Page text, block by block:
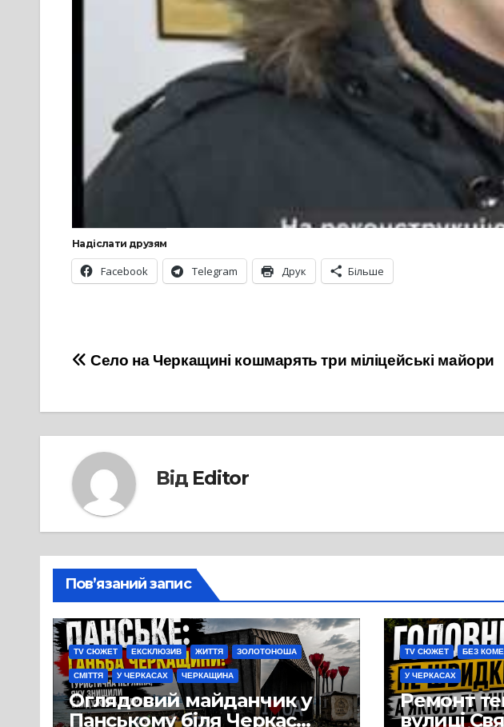
Надіслати друзям
Facebook Telegram Друк Більше
Навігація
Село на Черкащині кошмарять три міліцейські майори
Від Editor
Пов’язаний запис
TV СЮЖЕТ ЕКСКЛЮЗИВ ЖИТТЯ ЗОЛОТОНОША
СМІТТЯ У ЧЕРКАСАХ ЧЕРКАЩИНА
Оглядовий майданчик у
Панському біля Черкас
TV СЮЖЕТ БЕЗ
У ЧЕРКАСАХ
Ремонт
вулиці